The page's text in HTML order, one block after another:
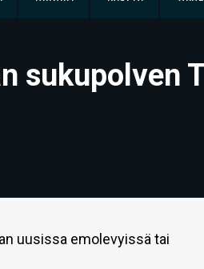
sukupolven
uusissa emolevyissä tai